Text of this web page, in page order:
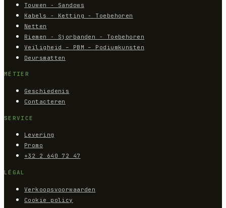
Touwen - Sandows
Kabels - Ketting - Toebehoren
Netten
Riemen - Sjorbanden - Toebehoren
Veiligheid – PBM – Podiumkunsten
Deursmatten
MÉTIER
Geschiedenis
Contacteren
SERVICE
Levering
Promo
+32 2 640 72 47
LÉGAL
Verkoopsvoorwaarden
Cookie policy